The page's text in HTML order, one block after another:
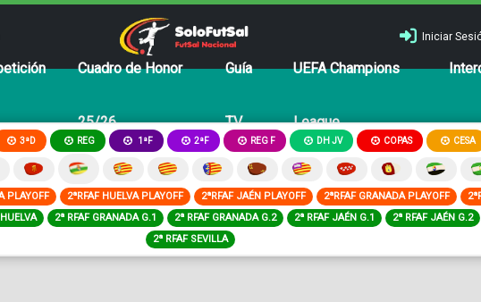
Iniciar
Cuadro de Honor
25/26
Guía
TV
UEFA Champions
League
3ªD REG 1ªF 2ªF REG F DH JV COPAS CESA
PLAYOFF 2ªRFAF HUELVA PLAYOFF 2ªRFAF JAÉN PLAYOFF 2ªRFAF GRANADA PLAYOFF
2ª RFAF GRANADA G.1 2ª RFAF GRANADA G.2 2ª RFAF JAÉN G.1 2ª RFAF JAÉN G.2
2ª RFAF SEVILLA